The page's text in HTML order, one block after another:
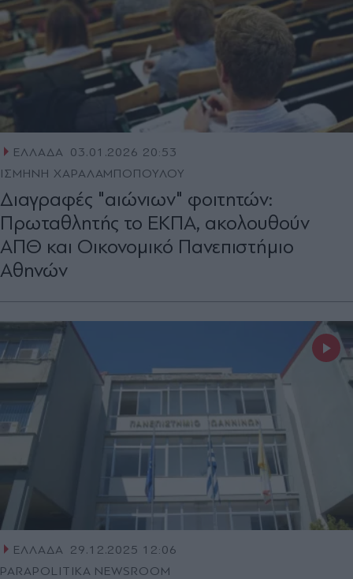
ΕΛΛΑΔΑ 03.01.2026 20:53
ΙΣΜΗΝΗ ΧΑΡΑΛΑΜΠΟΠΟΥΛΟΥ
Διαγραφές "αιώνιων" φοιτητών:
Πρωταθλητής το ΕΚΠΑ, ακολουθούν
ΑΠΘ και Οικονομικό Πανεπιστήμιο
Αθηνών
ΕΛΛΑΔΑ 29.12.2025 12:06
PARAPOLITIKA NEWSROOM